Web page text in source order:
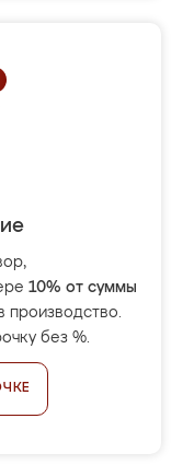
10% от суммы
производство.
без %.